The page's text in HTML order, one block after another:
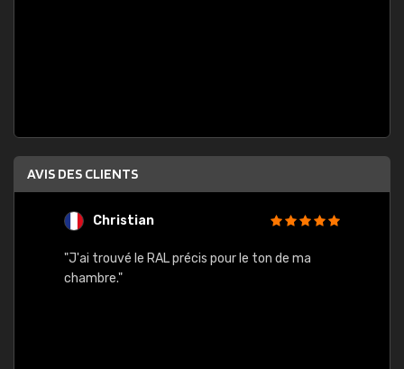
AVIS DES CLIENTS
Christian
"J'ai trouvé le RAL précis pour le ton de ma
chambre."